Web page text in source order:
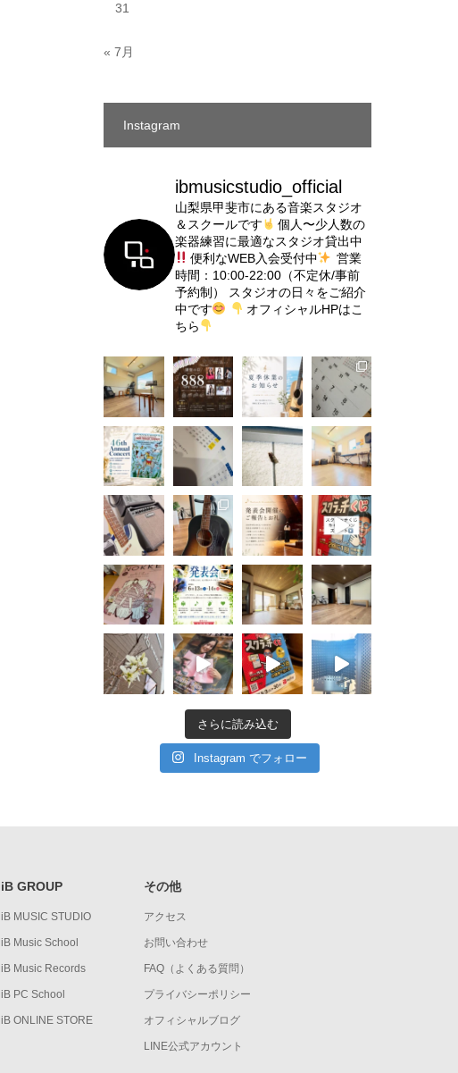
31
« 7月
Instagram
ibmusicstudio_official
山梨県甲斐市にある音楽スタジオ
＆スクールです
個人〜少人数の
楽器練習に最適なスタジオ貸出中
便利なWEB入会受付中
営業
時間：10:00-22:00（不定休/事前
予約制）
スタジオの日々をご紹介
中です
オフィシャルHPはこ
ちら
さらに読み込む
Instagram でフォロー
iB GROUP
iB MUSIC STUDIO
iB Music School
iB Music Records
iB PC School
iB ONLINE STORE
その他
アクセス
お問い合わせ
FAQ（よくある質問）
プライバシーポリシー
オフィシャルブログ
LINE公式アカウント